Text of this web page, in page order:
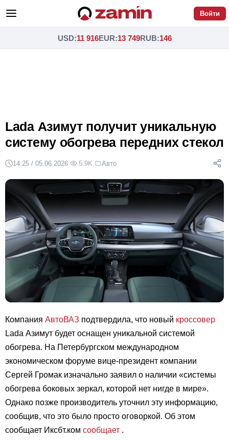
Войти
USD:11 916EUR:13 749RUB:146
Lada Азимут получит уникальную
систему обогрева передних стекол
14:25 / 05.06.2026· 5.9K· Авто
Компания АвтоВАЗ подтвердила, что новый кроссовер
Lada Азимут будет оснащен уникальной системой
обогрева. На Петербургском международном
экономическом форуме вице-президент компании
Сергей Громак изначально заявил о наличии «системы
обогрева боковых зеркал, которой нет нигде в мире».
Однако позже производитель уточнил эту информацию,
сообщив, что это было просто оговоркой. Об этом
сообщает Иксбт.ком сообщает .